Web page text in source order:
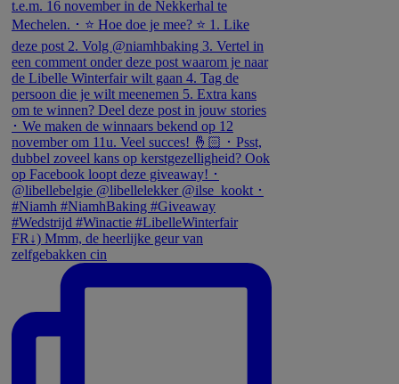
FR↓) Mmm, de heerlijke geur van
zelfgebakken cin